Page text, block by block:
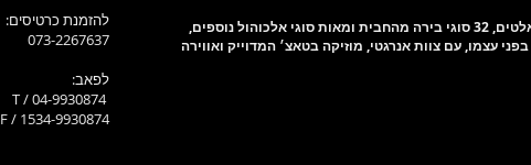
:להזמנת כרטיסים
073-2267637
:לפאב
T / 04-9930874
F / 1534-9930874
עצמו, עם צוות אנרגטי, מוזיקה בטאצ׳ המדוייק ואווירה